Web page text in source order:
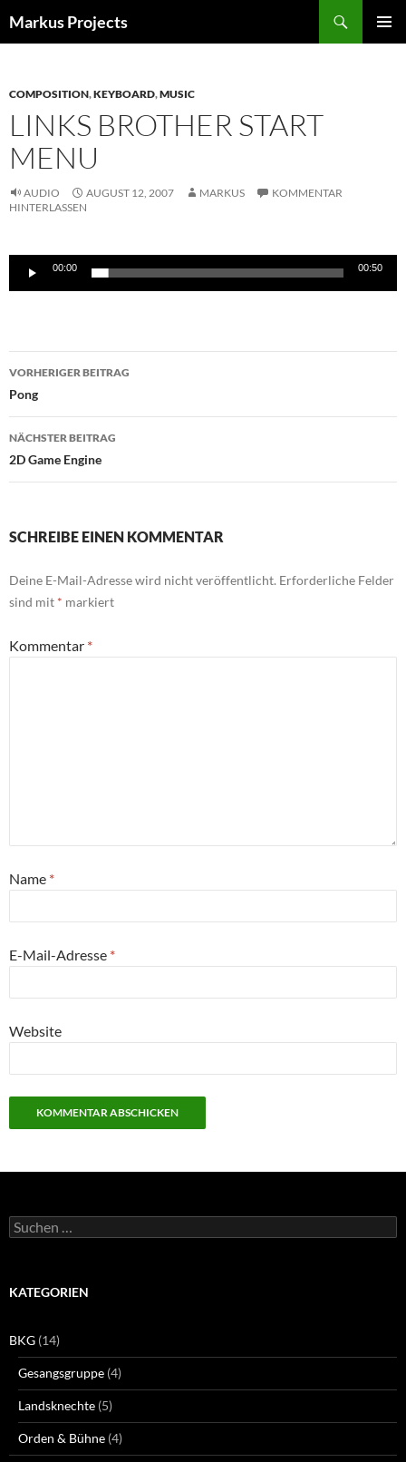
Inhalt
Markus Projects
COMPOSITION,KEYBOARD,MUSIC
LINKS BROTHER START
MENU
AUDIO AUGUST 12, 2007 MARKUS
KOMMENTAR
HINTERLASSEN
Audio-
Player
00:00 00:50
Beitragsnavigation
VORHERIGER BEITRAG
Pong
NÄCHSTER BEITRAG
2D Game Engine
SCHREIBE EINEN KOMMENTAR
Deine E-Mail-Adresse wird nicht veröffentlicht. Erforderliche Felder
sind mit * markiert
Kommentar *
Name *
E-Mail-Adresse *
Website
Suchen
nach:
KATEGORIEN
BKG (14)
Gesangsgruppe (4)
Landsknechte (5)
Orden & Bühne (4)